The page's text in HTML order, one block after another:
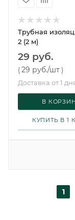
Трубная
2 (2 м)
29 руб.
(29 руб./шт)
Доставка от 1
В
КУПИТЬ В 1
1